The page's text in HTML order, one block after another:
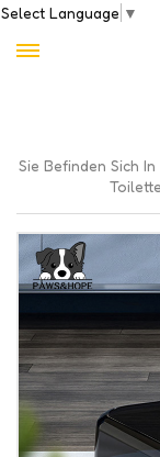
Select Language ▼
Sie Befinden Sich In